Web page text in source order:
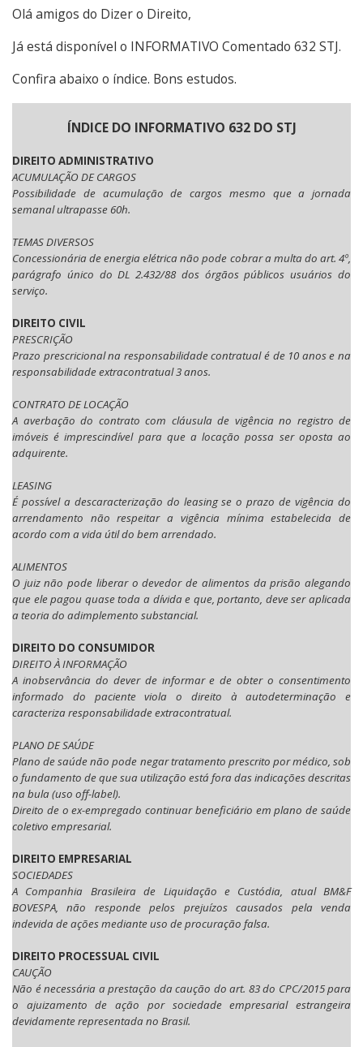
Olá amigos do Dizer o Direito,
Já está disponível o INFORMATIVO Comentado 632 STJ.
Confira abaixo o índice. Bons estudos.
ÍNDICE DO INFORMATIVO 632 DO STJ
DIREITO ADMINISTRATIVO
ACUMULAÇÃO DE CARGOS
Possibilidade de acumulação de cargos mesmo que a jornada
semanal ultrapasse 60h.
TEMAS DIVERSOS
Concessionária de energia elétrica não pode cobrar a multa do art. 4º,
parágrafo único do DL 2.432/88 dos órgãos públicos usuários do
serviço.
DIREITO CIVIL
PRESCRIÇÃO
Prazo prescricional na responsabilidade contratual é de 10 anos e na
responsabilidade extracontratual 3 anos.
CONTRATO DE LOCAÇÃO
A averbação do contrato com cláusula de vigência no registro de
imóveis é imprescindível para que a locação possa ser oposta ao
adquirente.
LEASING
É possível a descaracterização do leasing se o prazo de vigência do
arrendamento não respeitar a vigência mínima estabelecida de
acordo com a vida útil do bem arrendado.
ALIMENTOS
O juiz não pode liberar o devedor de alimentos da prisão alegando
que ele pagou quase toda a dívida e que, portanto, deve ser aplicada
a teoria do adimplemento substancial.
DIREITO DO CONSUMIDOR
DIREITO À INFORMAÇÃO
A inobservância do dever de informar e de obter o consentimento
informado do paciente viola o direito à autodeterminação e
caracteriza responsabilidade extracontratual.
PLANO DE SAÚDE
Plano de saúde não pode negar tratamento prescrito por médico, sob
o fundamento de que sua utilização está fora das indicações descritas
na bula (uso off-label).
Direito de o ex-empregado continuar beneficiário em plano de saúde
coletivo empresarial.
DIREITO EMPRESARIAL
SOCIEDADES
A Companhia Brasileira de Liquidação e Custódia, atual BM&F
BOVESPA, não responde pelos prejuízos causados pela venda
indevida de ações mediante uso de procuração falsa.
DIREITO PROCESSUAL CIVIL
CAUÇÃO
Não é necessária a prestação da caução do art. 83 do CPC/2015 para
o ajuizamento de ação por sociedade empresarial estrangeira
devidamente representada no Brasil.